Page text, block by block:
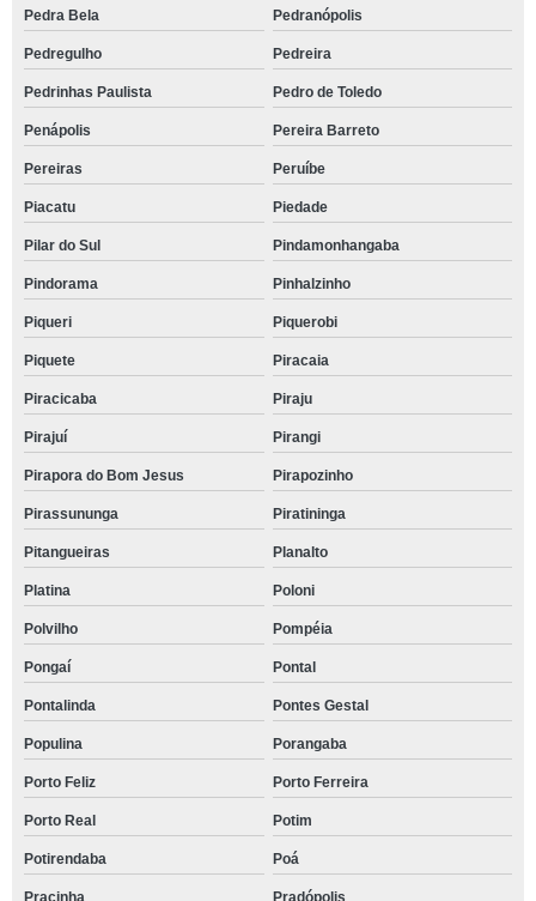
Pedra Bela Pedranópolis
Pedregulho Pedreira
Pedrinhas Paulista Pedro de Toledo
Penápolis Pereira Barreto
Pereiras Peruíbe
Piacatu Piedade
Pilar do Sul Pindamonhangaba
Pindorama Pinhalzinho
Piqueri Piquerobi
Piquete Piracaia
Piracicaba Piraju
Pirajuí Pirangi
Pirapora do Bom Jesus Pirapozinho
Pirassununga Piratininga
Pitangueiras Planalto
Platina Poloni
Polvilho Pompéia
Pongaí Pontal
Pontalinda Pontes Gestal
Populina Porangaba
Porto Feliz Porto Ferreira
Porto Real Potim
Potirendaba Poá
Pracinha Pradópolis